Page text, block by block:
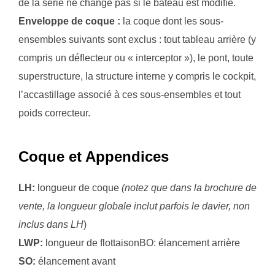
de la série ne change pas si le bateau est modifié.
Enveloppe de coque : la coque dont les sous-
ensembles suivants sont exclus : tout tableau arrière (y
compris un déflecteur ou « interceptor »), le pont, toute
superstructure, la structure interne y compris le cockpit,
l’accastillage associé à ces sous-ensembles et tout
poids correcteur.
Coque et Appendices
LH: longueur de coque (notez que dans la brochure de
vente, la longueur globale inclut parfois le davier, non
inclus dans LH)
LWP: longueur de flottaisonBO: élancement arrière
SO: élancement avant